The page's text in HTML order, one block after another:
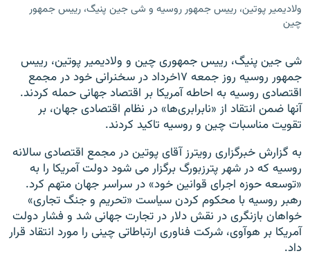
ولادیمیر پوتین، رییس جمهور روسیه و شی جین پنیگ، رییس جمهور
چین
شی جین پنیگ، رییس جمهوری چین و ولادیمیر پوتین، رییس
جمهور روسیه روز جمعه ۱۷خرداد در سخنرانی خود در مجمع
اقتصادی روسیه به احاطه آمریکا بر اقتصاد جهانی حمله کردند.
آنها ضمن انتقاد از «نابرابری‌ها» در نظام اقتصادی جهان، بر
تقویت مناسبات چین و روسیه تاکید کردند.
به گزارش خبرگزاری رویترز آقای پوتین در مجمع اقتصادی سالانه
روسیه که در شهر پترزبورگ برگزار می شود دولت آمریکا را به
«توسعه حوزه اجرای قوانین خود» در سراسر جهان متهم کرد.
رهبر روسیه با محکوم کردن سیاست «تحریم و جنگ تجاری»
خواهان بازنگری در نقش دلار در تجارت جهانی شد و فشار دولت
آمریکا بر هوآوی، شرکت فناوری ارتباطاتی چینی را مورد انتقاد قرار
داد.